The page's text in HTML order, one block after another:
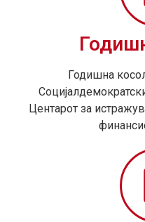
Годишна
Центарот за